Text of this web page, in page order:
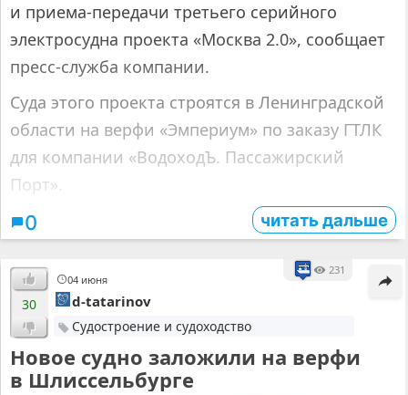
и приема-передачи третьего серийного
электросудна проекта «Москва 2.0», сообщает
пресс-служба компании.
Суда этого проекта строятся в Ленинградской
области на верфи «Эмпериум» по заказу ГТЛК
для компании «ВодоходЪ. Пассажирский
Порт».
0 читать дальше
04 июня
231
30 d-tatarinov
Судостроение и судоходство
Новое судно заложили на верфи
в Шлиссельбурге